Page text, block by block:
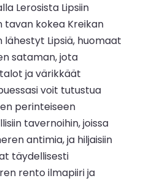
Lerosista Lipsiin
kokea Kreikan
lähestyt Lipsiä, huomaat
sataman, jota
ja värikkäät
voit tutustua
perinteiseen
tavernoihin, joissa
antimia, ja hiljaisiin
täydellisesti
rento ilmapiiri ja